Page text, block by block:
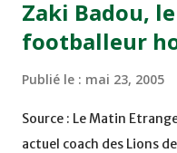
Zaki Badou,
footballeur
Publié le : mai 23, 2005
Source : Le Matin
actuel coach des Lions